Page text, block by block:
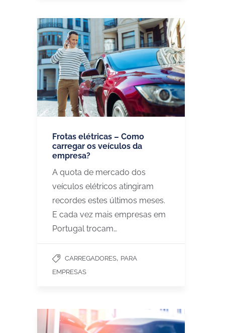
Frotas elétricas – Como
carregar os veículos da
empresa?
A quota de mercado dos
veículos elétricos atingiram
recordes estes últimos meses.
E cada vez mais empresas em
Portugal trocam…
CARREGADORES, PARA
EMPRESAS